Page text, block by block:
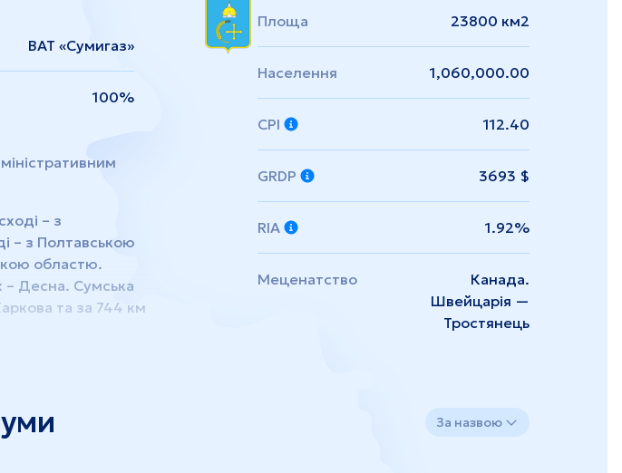
ВАТ «Сумигаз»
100%
– з
– з Полтавською
областю.
– Десна. Сумська
та за 744 км
E-38,
Площа 23800 км2
Населення 1,060,000.00
CPI 112.40
GRDP 3693 $
RIA 1.92%
Меценатство
Канада.
Швейцарія —
Тростянець
За назвою